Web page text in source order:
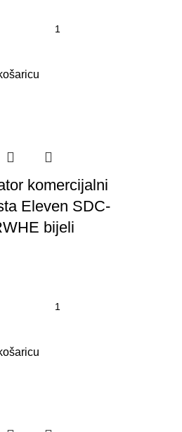
komercijalni
Eleven SDC-
bijeli